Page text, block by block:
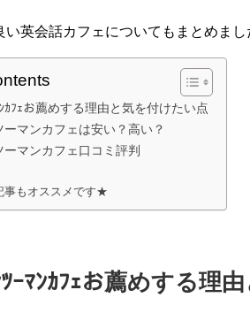
い英会話カフェについてもまとめまし
ｶﾌｪお薦めする理由と気を付けたい点
マンカフェは安い？高い？
マンカフェ口コミ評判
もオススメです★
ｰﾏﾝｶﾌｪお薦めする理